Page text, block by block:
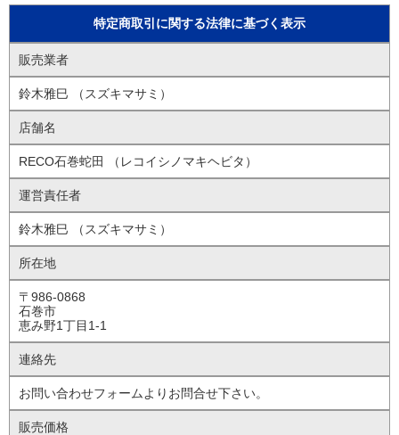
特定商取引に関する法律に基づく表示
販売業者
鈴木雅巳 （スズキマサミ）
店舗名
RECO石巻蛇田 （レコイシノマキヘビタ）
運営責任者
鈴木雅巳 （スズキマサミ）
所在地
〒986-0868
石巻市
恵み野1丁目1-1
連絡先
お問い合わせフォームよりお問合せ下さい。
販売価格